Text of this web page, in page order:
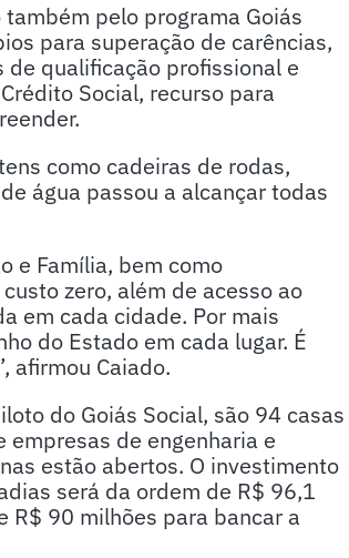
pelo programa Goiás
para superação de carências,
de qualificação profissional e
Social, recurso para
como cadeiras de rodas,
água passou a alcançar todas
e Família, bem como
zero, além de acesso ao
em cada cidade. Por mais
do Estado em cada lugar. É
afirmou Caiado.
do Goiás Social, são 94 casas
de engenharia e
estão abertos. O investimento
será da ordem de R$ 96,1
R$ 90 milhões para bancar a